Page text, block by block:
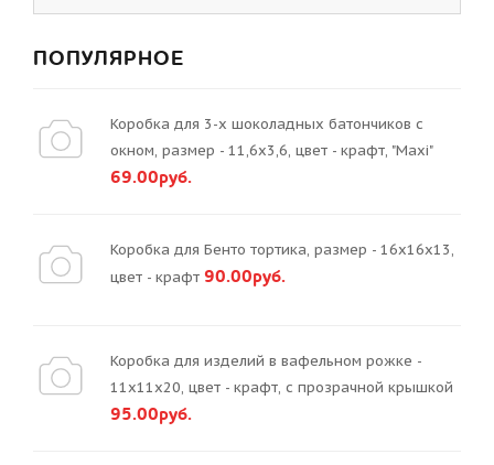
ПОПУЛЯРНОЕ
Коробка для 3-х шоколадных батончиков с
окном, размер - 11,6х3,6, цвет - крафт, "Maxi"
69.00руб.
Коробка для Бенто тортика, размер - 16х16х13,
цвет - крафт 90.00руб.
Коробка для изделий в вафельном рожке -
11х11х20, цвет - крафт, с прозрачной крышкой
95.00руб.